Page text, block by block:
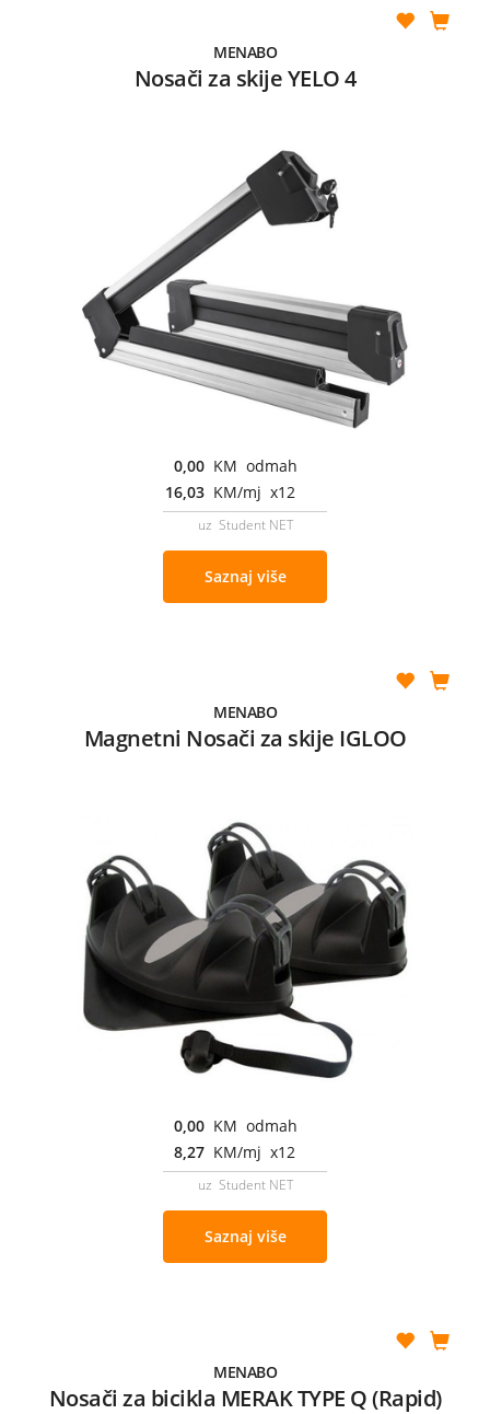
MENABO
Nosači za skije YELO 4
0,00 KM odmah
16,03 KM/mj x12
uz Student NET
Saznaj više
MENABO
Magnetni Nosači za skije IGLOO
0,00 KM odmah
8,27 KM/mj x12
uz Student NET
Saznaj više
MENABO
Nosači za bicikla MERAK TYPE Q (Rapid)